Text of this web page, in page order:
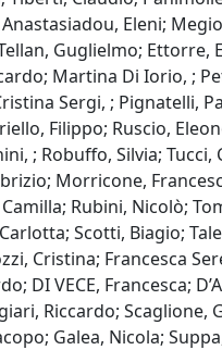
Eleni;
Guglielmo; Ettorre,
Martina Di Iorio, ;
Sergi, ; Pignatelli,
Filippo; Ruscio,
; Robuffo, Silvia; Tucci,
Morricone,
Rubini, Nicolò;
Scotti, Biagio;
Cristina; Francesca
DI VECE, Francesca;
Riccardo; Scaglione,
Galea, Nicola;